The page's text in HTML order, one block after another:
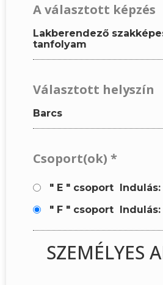
A választott képzés
Lakberendező
tanfolyam
Választott helyszín
Barcs
Csoport(ok) *
" E " csoport
" F " csoport Indulás:
SZEMÉLYES